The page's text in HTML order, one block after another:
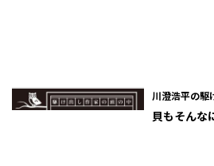
川澄浩平の駆
貝もそんな